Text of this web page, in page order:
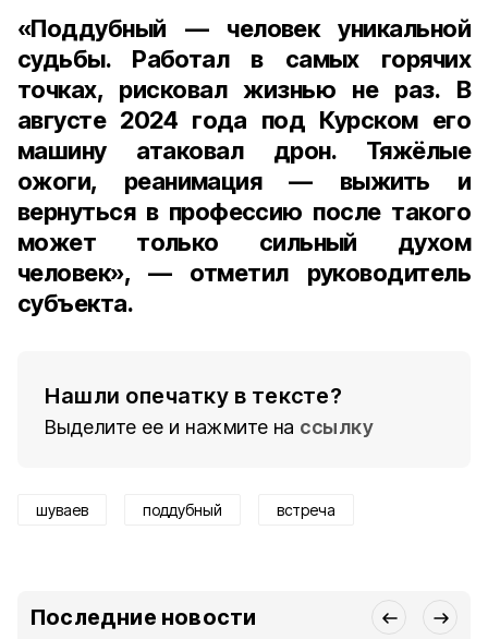
«Поддубный — человек уникальной
судьбы. Работал в самых горячих
точках, рисковал жизнью не раз. В
августе 2024 года под Курском его
машину атаковал дрон. Тяжёлые
ожоги, реанимация — выжить и
вернуться в профессию после такого
может только сильный духом
человек», — отметил руководитель
субъекта.
Нашли опечатку в тексте?
Выделите ее и нажмите на ссылку
шуваев поддубный встреча
Последние новости